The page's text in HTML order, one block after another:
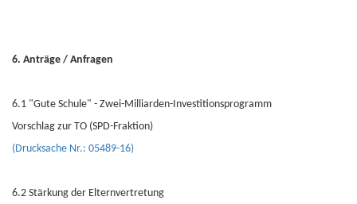
6. Anträge / Anfragen
6.1 "Gute Schule" - Zwei-Milliarden-Investitionsprogramm
Vorschlag zur TO (SPD-Fraktion)
(Drucksache Nr.: 05489-16)
6.2 Stärkung der Elternvertretung